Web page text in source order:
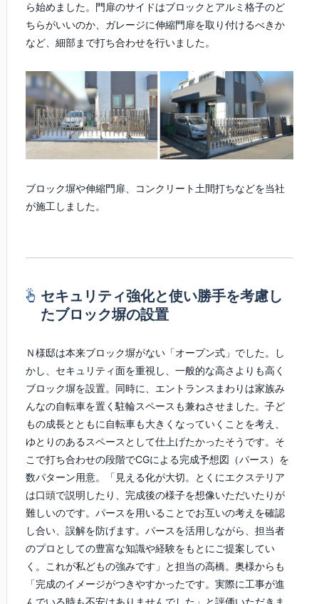
ら始めました。門扉のサイドはブロックとアルミ格子のど
ちらがいいのか、ガレージに伸縮門扉を取り付けるべきか
など、細部まで打ち合わせを行いました。
ブロック塀や伸縮門扉、コンクリート土間打ちなどを当社
が施工しました。
セキュリティ強化と使い勝手を考慮し
たブロック塀の設置
Ｎ様邸は本来ブロック塀がない「オープン式」でした。し
かし、セキュリティ面を重視し、一般的な高さよりも高く
ブロック塀を設置。同時に、エントランスまわりは家族み
んなの自転車を置く駐輪スペースも兼ねさせました。子ど
もの成長とともに自転車も大きくなっていくことを考え、
ゆとりのあるスペースとして仕上げたかったそうです。そ
こで打ち合わせの段階でCGによる完成予想図（パース）を
数パターン用意。「見える化が大切。とくにエクステリア
は口頭で説明したり、完成後の様子を想像いただいたりが
難しいのです。パースを用いることでお互いの考えを確認
し合い、誤解を防げます。パースを活用しながら、担当者
のプロとしての豊富な知識や経験をもとにご提案してい
く。これが私どもの強みです」と担当の高橋。奥様からも
「完成のイメージがつきやすかったです。実際に工事が進
んでいる時も不安はありませんでした」と評価いただきま